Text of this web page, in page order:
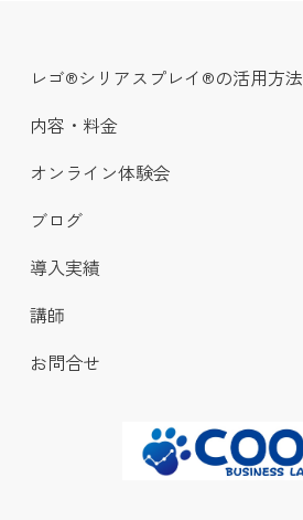
レゴ®シリアスプレイ®の活用方法
内容・料金
オンライン体験会
ブログ
導入実績
講師
お問合せ